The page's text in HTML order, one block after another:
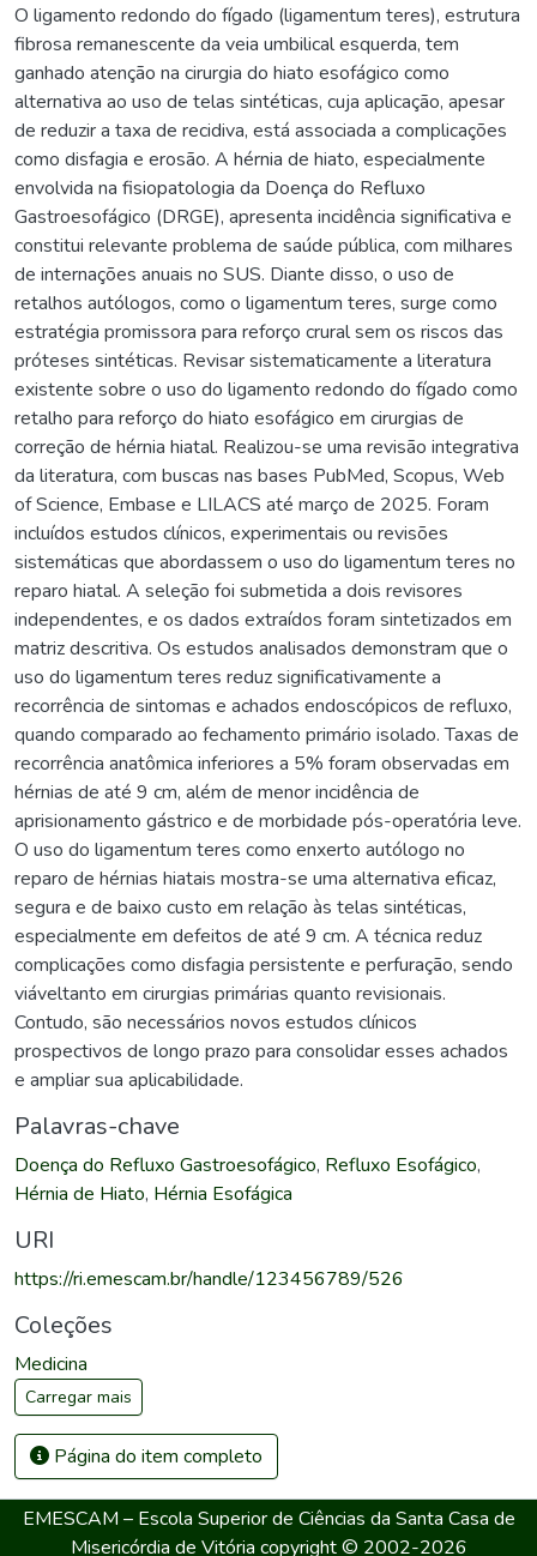
O ligamento redondo do fígado (ligamentum teres), estrutura
fibrosa remanescente da veia umbilical esquerda, tem
ganhado atenção na cirurgia do hiato esofágico como
alternativa ao uso de telas sintéticas, cuja aplicação, apesar
de reduzir a taxa de recidiva, está associada a complicações
como disfagia e erosão. A hérnia de hiato, especialmente
envolvida na fisiopatologia da Doença do Refluxo
Gastroesofágico (DRGE), apresenta incidência significativa e
constitui relevante problema de saúde pública, com milhares
de internações anuais no SUS. Diante disso, o uso de
retalhos autólogos, como o ligamentum teres, surge como
estratégia promissora para reforço crural sem os riscos das
próteses sintéticas. Revisar sistematicamente a literatura
existente sobre o uso do ligamento redondo do fígado como
retalho para reforço do hiato esofágico em cirurgias de
correção de hérnia hiatal. Realizou-se uma revisão integrativa
da literatura, com buscas nas bases PubMed, Scopus, Web
of Science, Embase e LILACS até março de 2025. Foram
incluídos estudos clínicos, experimentais ou revisões
sistemáticas que abordassem o uso do ligamentum teres no
reparo hiatal. A seleção foi submetida a dois revisores
independentes, e os dados extraídos foram sintetizados em
matriz descritiva. Os estudos analisados demonstram que o
uso do ligamentum teres reduz significativamente a
recorrência de sintomas e achados endoscópicos de refluxo,
quando comparado ao fechamento primário isolado. Taxas de
recorrência anatômica inferiores a 5% foram observadas em
hérnias de até 9 cm, além de menor incidência de
aprisionamento gástrico e de morbidade pós-operatória leve.
O uso do ligamentum teres como enxerto autólogo no
reparo de hérnias hiatais mostra-se uma alternativa eficaz,
segura e de baixo custo em relação às telas sintéticas,
especialmente em defeitos de até 9 cm. A técnica reduz
complicações como disfagia persistente e perfuração, sendo
viáveltanto em cirurgias primárias quanto revisionais.
Contudo, são necessários novos estudos clínicos
prospectivos de longo prazo para consolidar esses achados
e ampliar sua aplicabilidade.
Palavras-chave
Doença do Refluxo Gastroesofágico, Refluxo Esofágico,
Hérnia de Hiato, Hérnia Esofágica
URI
https://ri.emescam.br/handle/123456789/526
Coleções
Medicina
Carregar mais
Página do item completo
EMESCAM – Escola Superior de Ciências da Santa Casa de
Misericórdia de Vitória copyright © 2002-2026